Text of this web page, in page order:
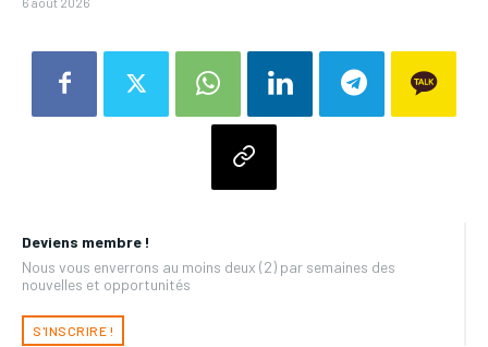
Deviens membre !
Nous vous enverrons au moins deux (2) par semaines des
nouvelles et opportunités
S'INSCRIRE !